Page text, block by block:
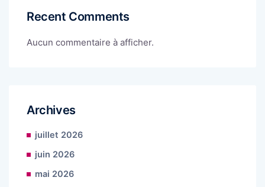
Recent Comments
Aucun commentaire à afficher.
Archives
juillet 2026
juin 2026
mai 2026